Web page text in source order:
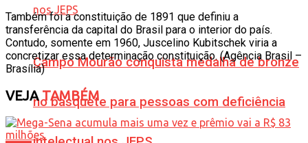
Campo Mourão conquista medalha de bronze
no basquete para pessoas com deficiência
Também foi a constituição de 1891 que definiu a
transferência da capital do Brasil para o interior do país.
Contudo, somente em 1960, Juscelino Kubitschek viria a
concretizar essa determinação constituição. (Agência Brasil –
Brasília)
VEJATAMBÉM